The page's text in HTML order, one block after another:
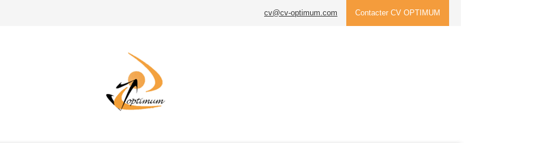
Contacter CV OPTIMUM
cv@cv-optimum.com